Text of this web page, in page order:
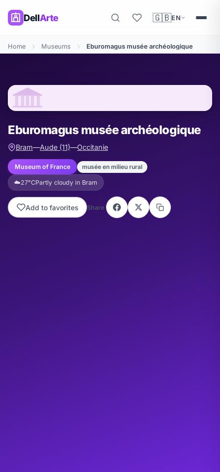
DellArte 🇬🇧EN
Home Museums Eburomagus musée archéologique
Eburomagus musée archéologique
Bram—Aude (11)—Occitanie
Museum of France musée en milieu rural
☁️27°CPartly cloudy in Bram
Add to favorites Share